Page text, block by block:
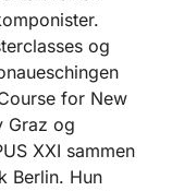
og
for New
Graz og
XXI sammen
Berlin. Hun